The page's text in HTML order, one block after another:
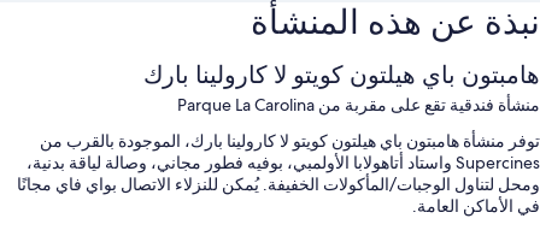
نبذة عن هذه المنشأة
هامبتون باي هيلتون كويتو لا كارولينا بارك
منشأة فندقية تقع على مقربة من Parque La Carolina
توفر منشأة هامبتون باي هيلتون كويتو لا كارولينا بارك، الموجودة بالقرب من
Supercines واستاد أتاهولابا الأولمبي، بوفيه فطور مجاني، وصالة لياقة بدنية،
ومحل لتناول الوجبات/المأكولات الخفيفة. يُمكن للنزلاء الاتصال بواي فاي مجانًا
في الأماكن العامة.